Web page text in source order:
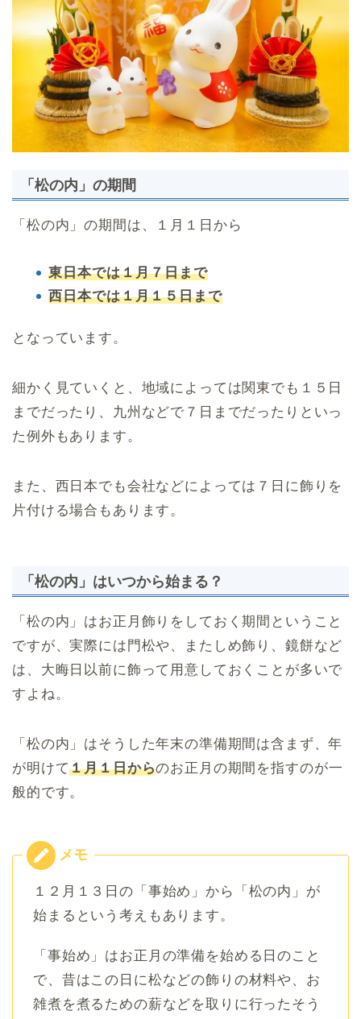
「松の内」の期間
「松の内」の期間は、１月１日から
東日本では１月７日まで
西日本では１月１５日まで
となっています。
細かく見ていくと、地域によっては関東でも１５日
までだったり、九州などで７日までだったりといっ
た例外もあります。
また、西日本でも会社などによっては７日に飾りを
片付ける場合もあります。
「松の内」はいつから始まる？
「松の内」はお正月飾りをしておく期間ということ
ですが、実際には門松や、またしめ飾り、鏡餅など
は、大晦日以前に飾って用意しておくことが多いで
すよね。
「松の内」はそうした年末の準備期間は含まず、年
が明けて１月１日からのお正月の期間を指すのが一
般的です。
１２月１３日の「事始め」から「松の内」が
始まるという考えもあります。
「事始め」はお正月の準備を始める日のこと
で、昔はこの日に松などの飾りの材料や、お
雑煮を煮るための薪などを取りに行ったそう